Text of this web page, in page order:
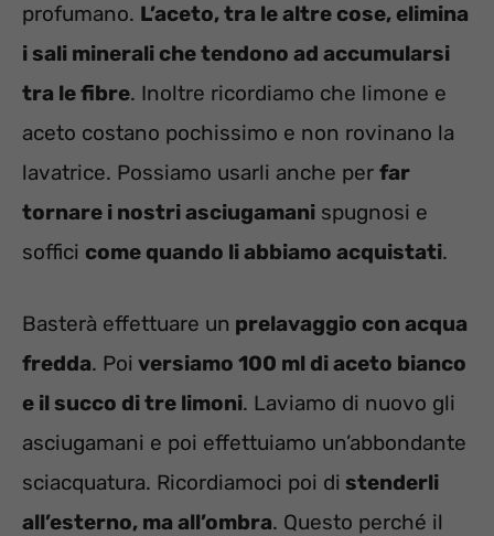
profumano. L’aceto, tra le altre cose, elimina
i sali minerali che tendono ad accumularsi
tra le fibre. Inoltre ricordiamo che limone e
aceto costano pochissimo e non rovinano la
lavatrice. Possiamo usarli anche per far
tornare i nostri asciugamani spugnosi e
soffici come quando li abbiamo acquistati.
Basterà effettuare un prelavaggio con acqua
fredda. Poi versiamo 100 ml di aceto bianco
e il succo di tre limoni. Laviamo di nuovo gli
asciugamani e poi effettuiamo un’abbondante
sciacquatura. Ricordiamoci poi di stenderli
all’esterno, ma all’ombra. Questo perché il